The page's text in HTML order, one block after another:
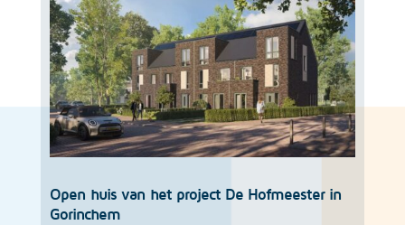
Open huis van het project De Hofmeester in
Gorinchem